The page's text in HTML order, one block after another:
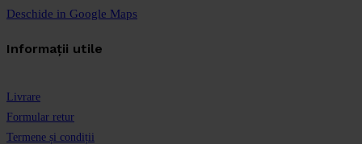
Deschide in Google Maps
Informații utile
Livrare
Formular retur
Termene și condiții